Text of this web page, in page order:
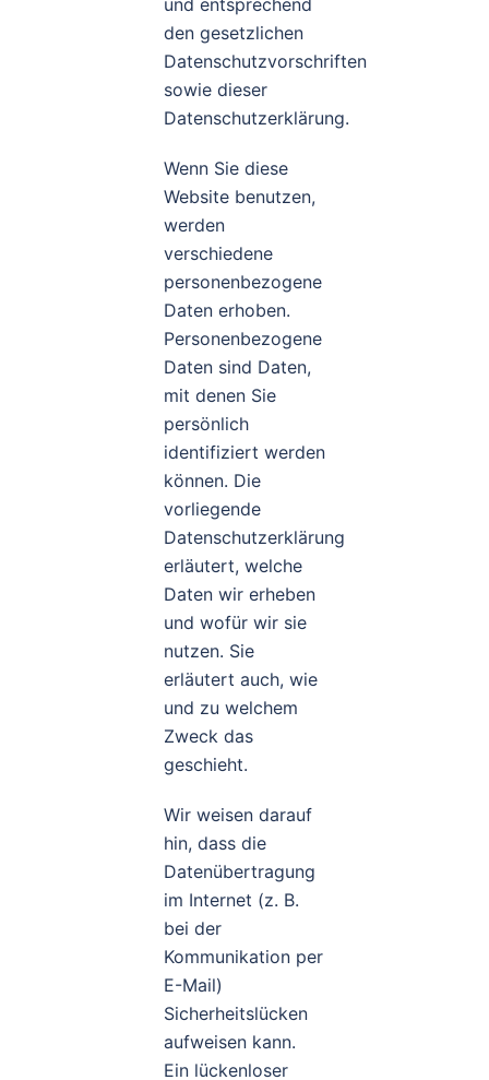
und entsprechend
den gesetzlichen
Datenschutzvorschriften
sowie dieser
Datenschutzerklärung.
Wenn Sie diese
Website benutzen,
werden
verschiedene
personenbezogene
Daten erhoben.
Personenbezogene
Daten sind Daten,
mit denen Sie
persönlich
identifiziert werden
können. Die
vorliegende
Datenschutzerklärung
erläutert, welche
Daten wir erheben
und wofür wir sie
nutzen. Sie
erläutert auch, wie
und zu welchem
Zweck das
geschieht.
Wir weisen darauf
hin, dass die
Datenübertragung
im Internet (z. B.
bei der
Kommunikation per
E-Mail)
Sicherheitslücken
aufweisen kann.
Ein lückenloser